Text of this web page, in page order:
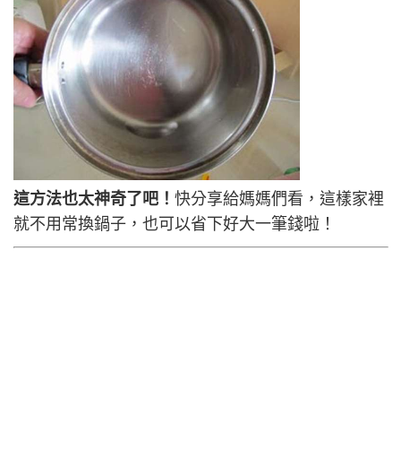
這方法也太神奇了吧！ 快分享給媽媽們看，這樣家裡
就不用常換鍋子，也可以省下好大一筆錢啦！